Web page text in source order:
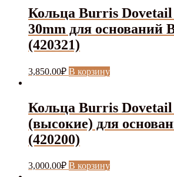
Кольца Burris Dovetail
30mm для оснований
(420321)
3,850.00₽ В корзину
Кольца Burris
(высокие) для
(420200)
3,000.00₽ В корзину